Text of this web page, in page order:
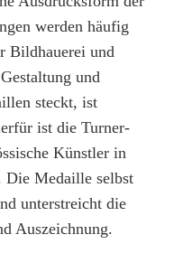
werden häufig
Bildhauerei und
und
steckt, ist
ist die Turner-
Künstler in
Die Medaille selbst
unterstreicht die
Auszeichnung.